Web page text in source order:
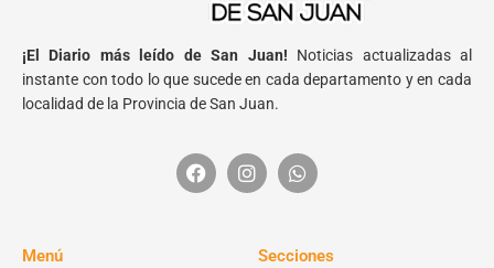
¡El Diario más leído de San Juan! Noticias actualizadas al
instante con todo lo que sucede en cada departamento y en cada
localidad de la Provincia de San Juan.
Menú Secciones